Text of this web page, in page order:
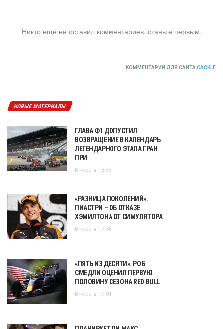
Никто ещё не оставил комментариев, станьте первым.
КОММЕНТАРИИ ДЛЯ САЙТА CACKLE
НОВЫЕ МАТЕРИАЛЫ
ГЛАВА Ф1 ДОПУСТИЛ
ВОЗВРАЩЕНИЕ В КАЛЕНДАРЬ
ЛЕГЕНДАРНОГО ЭТАПА ГРАН
ПРИ
Вчера в 18:55
«РАЗНИЦА ПОКОЛЕНИЙ».
ПИАСТРИ – ОБ ОТКАЗЕ
ХЭМИЛТОНА ОТ СИМУЛЯТОРА
Вчера в 17:58
«ПЯТЬ ИЗ ДЕСЯТИ». РОБ
СМЕДЛИ ОЦЕНИЛ ПЕРВУЮ
ПОЛОВИНУ СЕЗОНА RED BULL
Вчера в 17:01